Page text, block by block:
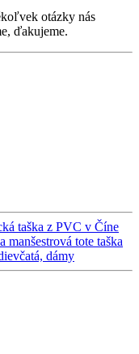
otázky nás
ďakujeme.
taška z PVC v Číne
tote taška
dámy